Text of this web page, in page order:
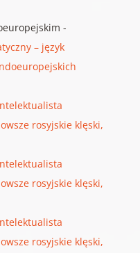
-
– język
rosyjskie klęski,
rosyjskie klęski,
rosyjskie klęski,